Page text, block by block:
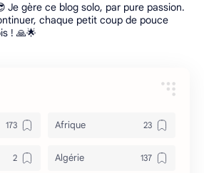
Je gère ce blog solo, par pure passion.
chaque petit coup de pouce
! 🙏🌟
Afrique
Algérie